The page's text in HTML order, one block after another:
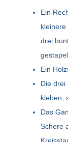
Ein
drei
Ein
Die drei
kleben,
Das
Schere